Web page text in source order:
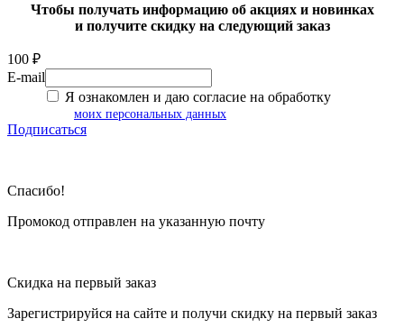
Чтобы получать информацию об акциях и новинках
и получите скидку на следующий заказ
100 ₽
E-mail
Я ознакомлен и даю согласие на обработку
моих персональных данных
Подписаться
Спасибо!
Промокод отправлен на указанную почту
Скидка на первый заказ
Зарегистрируйся на сайте и получи скидку на первый заказ